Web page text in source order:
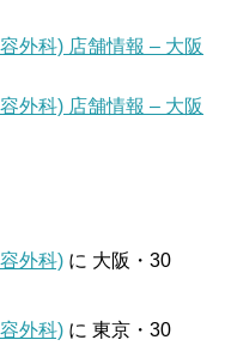
外科) 店舗情報 – 大阪
外科) 店舗情報 – 大阪
外科) に 大阪・30
外科) に 東京・30